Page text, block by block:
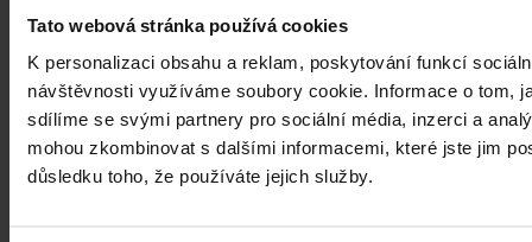
Tato webová stránka používá cookies
K personalizaci obsahu a reklam, poskytování funkcí
návštěvnosti využíváme soubory cookie. Informace o tom,
sdílíme se svými partnery pro sociální média, inzerci a
mohou zkombinovat s dalšími informacemi, které jste jim
důsledku toho, že používáte jejich služby.
NFT – nový fenomén skýtající nejen